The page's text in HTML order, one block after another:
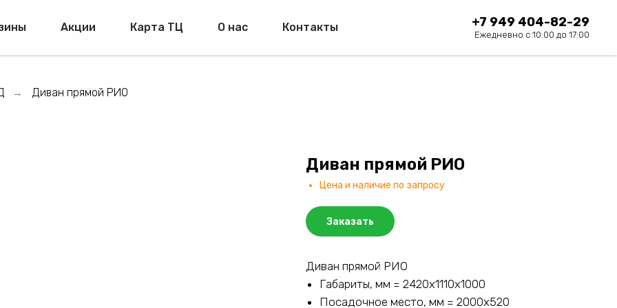
Акции Карта ТЦ О нас Контакты +7 949 404-82-29
Ежедневно с 10:00 до 17:00
→ Диван прямой РИО
Диван прямой РИО
Цена и наличие по запросу
Заказать
Диван прямой РИО
Габариты, мм = 2420х1110х1000
Посадочное место, мм = 2000х520